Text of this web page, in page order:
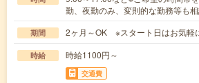
勤、夜勤のみ、変則的な勤務等も
期間 2ヶ月～OK ※スタート日はお気軽
時給 時給1100円～
交通費